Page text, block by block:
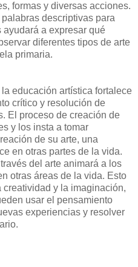
formas y diversas acciones.
descriptivas para
ayudará a expresar qué
diferentes tipos de arte
primaria.
educación artística fortalece
crítico y resolución de
El proceso de creación de
y los insta a tomar
de su arte, una
en otras partes de la vida.
del arte animará a los
otras áreas de la vida. Esto
y la imaginación,
usar el pensamiento
experiencias y resolver